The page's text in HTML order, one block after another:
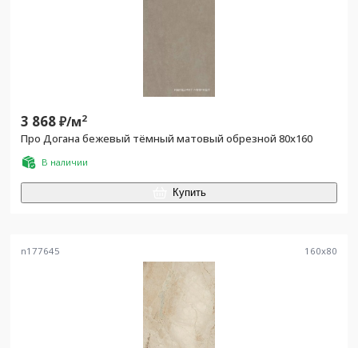
3 868₽/м2
Про Догана бежевый тёмный матовый обрезной 80x160
В наличии
Купить
n177645 160x80